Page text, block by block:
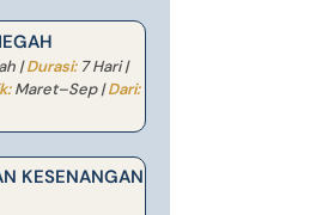
|Durasi:7 Hari |
Maret–Sep |Dari:
KESENANGAN